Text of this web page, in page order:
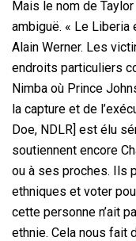
Mais le nom de
ambiguë. « Le Liberia
Alain Werner. Les
endroits particuliers
Nimba où Prince
la capture et de
Doe, NDLR] est élu
soutiennent encore
ou à ses proches. Ils
ethniques et voter
cette personne n’ait
ethnie. Cela nous fait